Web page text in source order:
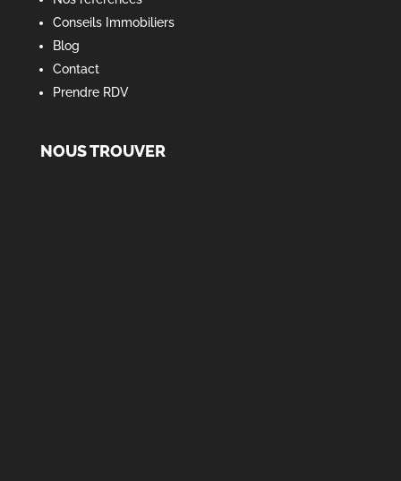
Conseils Immobiliers
Blog
Contact
Prendre RDV
NOUS TROUVER